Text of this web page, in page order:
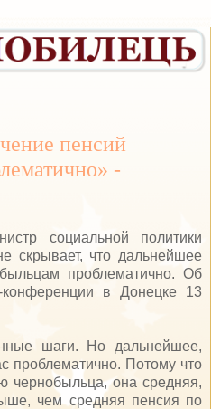
пенсий
-
социальной политики
скрывает, что дальнейшее
проблематично. Об
в Донецке 13
шаги. Но дальнейшее,
проблематично. Потому что
чернобыльца, она средняя,
чем средняя пенсия по